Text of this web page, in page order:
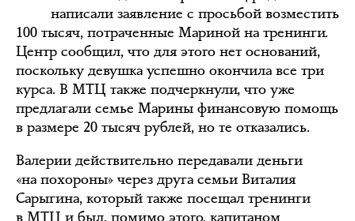
написали заявление с просьбой возместить
100 тысяч, потраченные Мариной на тренинги.
Центр сообщил, что для этого нет оснований,
поскольку девушка успешно окончила все три
курса. В МТЦ также подчеркнули, что уже
предлагали семье Марины финансовую помощь
в размере 20 тысяч рублей, но те отказались.
Валерии действительно передавали деньги
«на похороны» через друга семьи Виталия
Сарыгина, который также посещал тренинги
в МТЦ и был, помимо этого, капитаном